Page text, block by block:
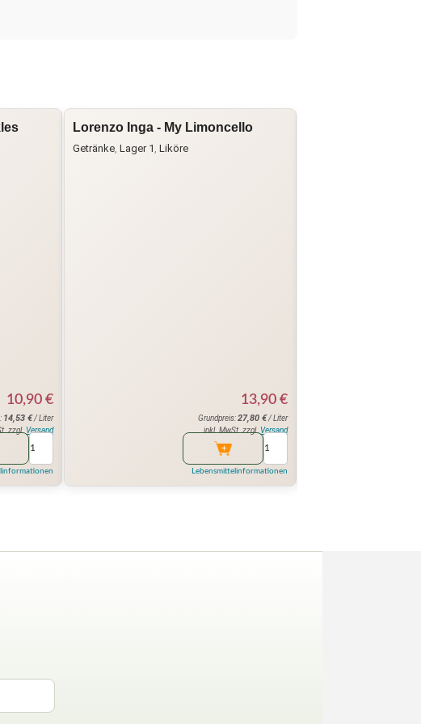
10,90 €
14,53 €/ Liter
zzgl. Versand
Lorenzo Inga - My Limoncello
Getränke Lager 1 Liköre
13,90 €
Grundpreis:27,80 €/ Liter
inkl. MwSt. zzgl. Versand
Lebensmittelinformationen